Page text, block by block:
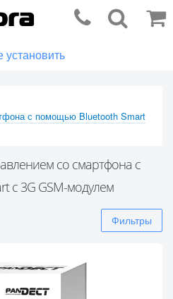
установить
с помощью Bluetooth Smart
со смартфона с
с 3G GSM-модулем
Фильтры